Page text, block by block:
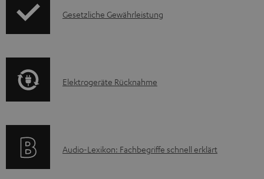
u
A
I
r
i
Gesetzliche Gewährleistung
E
t
Elektrogeräte Rücknahme
A
Audio-Lexikon: Fachbegriffe schnell erklärt